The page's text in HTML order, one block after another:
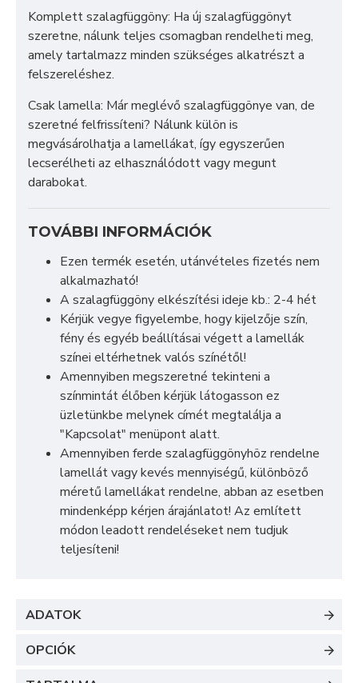
Komplett szalagfüggöny: Ha új szalagfüggönyt
szeretne, nálunk teljes csomagban rendelheti meg,
amely tartalmazz minden szükséges alkatrészt a
felszereléshez.
Csak lamella: Már meglévő szalagfüggönye van, de
szeretné felfrissíteni? Nálunk külön is
megvásárolhatja a lamellákat, így egyszerűen
lecserélheti az elhasználódott vagy megunt
darabokat.
TOVÁBBI INFORMÁCIÓK
Ezen termék esetén, utánvételes fizetés nem
alkalmazható!
A szalagfüggöny elkészítési ideje kb.: 2-4 hét
Kérjük vegye figyelembe, hogy kijelzője szín,
fény és egyéb beállításai végett a lamellák
színei eltérhetnek valós színétől!
Amennyiben megszeretné tekinteni a
színmintát élőben kérjük látogasson ez
üzletünkbe melynek címét megtalálja a
"Kapcsolat" menüpont alatt.
Amennyiben ferde szalagfüggönyhöz rendelne
lamellát vagy kevés mennyiségű, különböző
méretű lamellákat rendelne, abban az esetben
mindenképp kérjen árajánlatot! Az említett
módon leadott rendeléseket nem tudjuk
teljesíteni!
ADATOK
OPCIÓK